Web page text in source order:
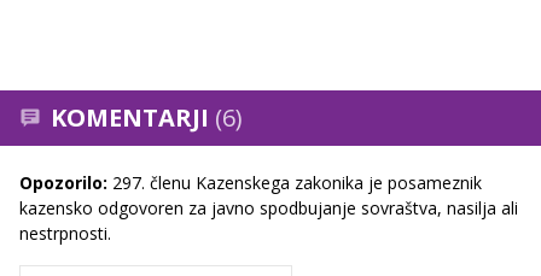
KOMENTARJI (6)
Opozorilo: 297. členu Kazenskega zakonika je posameznik
kazensko odgovoren za javno spodbujanje sovraštva, nasilja ali
nestrpnosti.